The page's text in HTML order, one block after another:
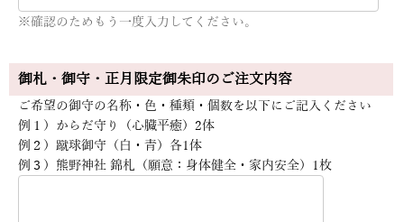
※確認のためもう一度入力してください。
御札・御守・正月限定御朱印のご注文内容
ご希望の御守の名称・色・種類・個数を以下にご記入ください
例１）からだ守り（心臓平癒）2体
例２）蹴球御守（白・青）各1体
例３）熊野神社 錦札（願意：身体健全・家内安全）1枚